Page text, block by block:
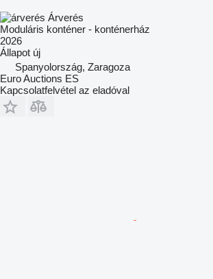
Árverés
Moduláris konténer - konténerház
2026
Állapot új
Spanyolország, Zaragoza
Euro Auctions ES
Kapcsolatfelvétel az eladóval